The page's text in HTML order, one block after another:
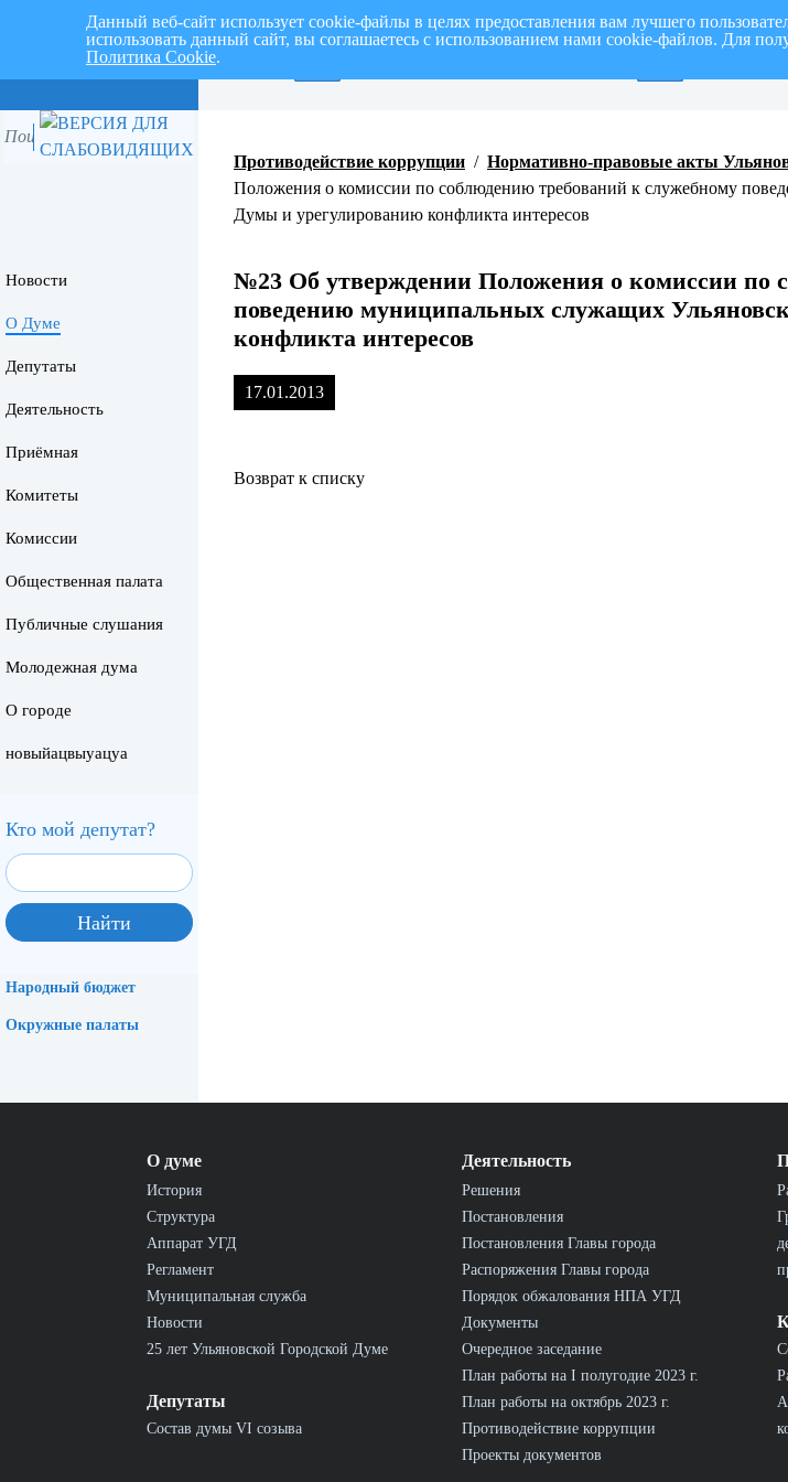
Новости
О Думе
Депутаты
Деятельность
Приёмная
Комитеты
Комиссии
Общественная палата
Публичные слушания
Молодежная дума
О городе
новыйацвыуацуа
Кто мой депутат?
Народный бюджет
Окружные палаты
Противодействие коррупции / Нормативно-правовые акты
Положения о комиссии по соблюдению требований к служебному
Думы и урегулированию конфликта интересов
№23 Об утверждении Положения о комиссии по
поведению муниципальных служащих
конфликта интересов
17.01.2013
Возврат к списку
О думе
История
Структура
Аппарат УГД
Регламент
Муниципальная служба
Новости
25 лет Ульяновской Городской Думе
Депутаты
Состав думы VI созыва
Деятельность
Решения
Постановления
Постановления Главы города
Распоряжения Главы города
Порядок обжалования НПА УГД
Документы
Очередное заседание
План работы на I полугодие 2023 г.
План работы на октябрь 2023 г.
Противодействие коррупции
Проекты документов
Данный веб-сайт использует cookie-файлы в целях предоставления вам лучшего
использовать данный сайт, вы соглашаетесь с использованием нами cookie-файлов. Для
Политика Cookie.